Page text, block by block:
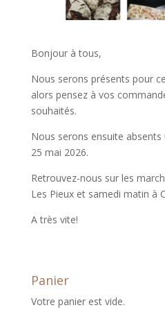
Bonjour à tous,
Nous serons présents pour
alors pensez à vos
souhaités.
Nous serons ensuite
25 mai 2026.
Retrouvez-nous sur les
Les Pieux et samedi matin à
A très vite!
Panier
Votre panier est vide.